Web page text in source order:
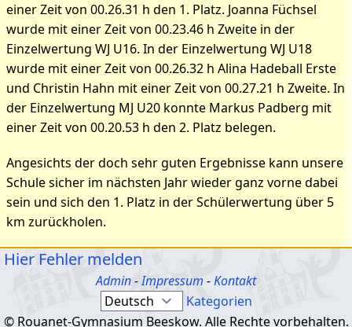
einer Zeit von 00.26.31 h den 1. Platz. Joanna Füchsel
wurde mit einer Zeit von 00.23.46 h Zweite in der
Einzelwertung WJ U16. In der Einzelwertung WJ U18
wurde mit einer Zeit von 00.26.32 h Alina Hadeball Erste
und Christin Hahn mit einer Zeit von 00.27.21 h Zweite. In
der Einzelwertung MJ U20 konnte Markus Padberg mit
einer Zeit von 00.20.53 h den 2. Platz belegen.
Angesichts der doch sehr guten Ergebnisse kann unsere
Schule sicher im nächsten Jahr wieder ganz vorne dabei
sein und sich den 1. Platz in der Schülerwertung über 5
km zurückholen.
Hier Fehler melden
Admin-Impressum -Kontakt
Kategorien
© Rouanet-Gymnasium Beeskow. Alle Rechte vorbehalten.